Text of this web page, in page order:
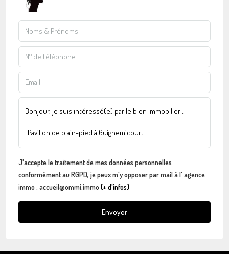
J'accepte le traitement de mes données personnelles
conformément au RGPD, je peux m'y opposer par mail à l' agence
immo : accueil@ommi.immo(+ d'infos)
Envoyer